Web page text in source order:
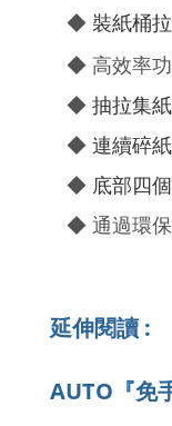
◆ 裝紙桶
◆ 高效率
◆ 抽拉集
◆ 連續碎紙
◆ 底部四
◆ 通過環
延伸閱讀 :
AUTO『免